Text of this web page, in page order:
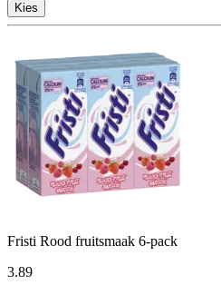
Kies
Fristi Rood fruitsmaak 6-pack
3.89